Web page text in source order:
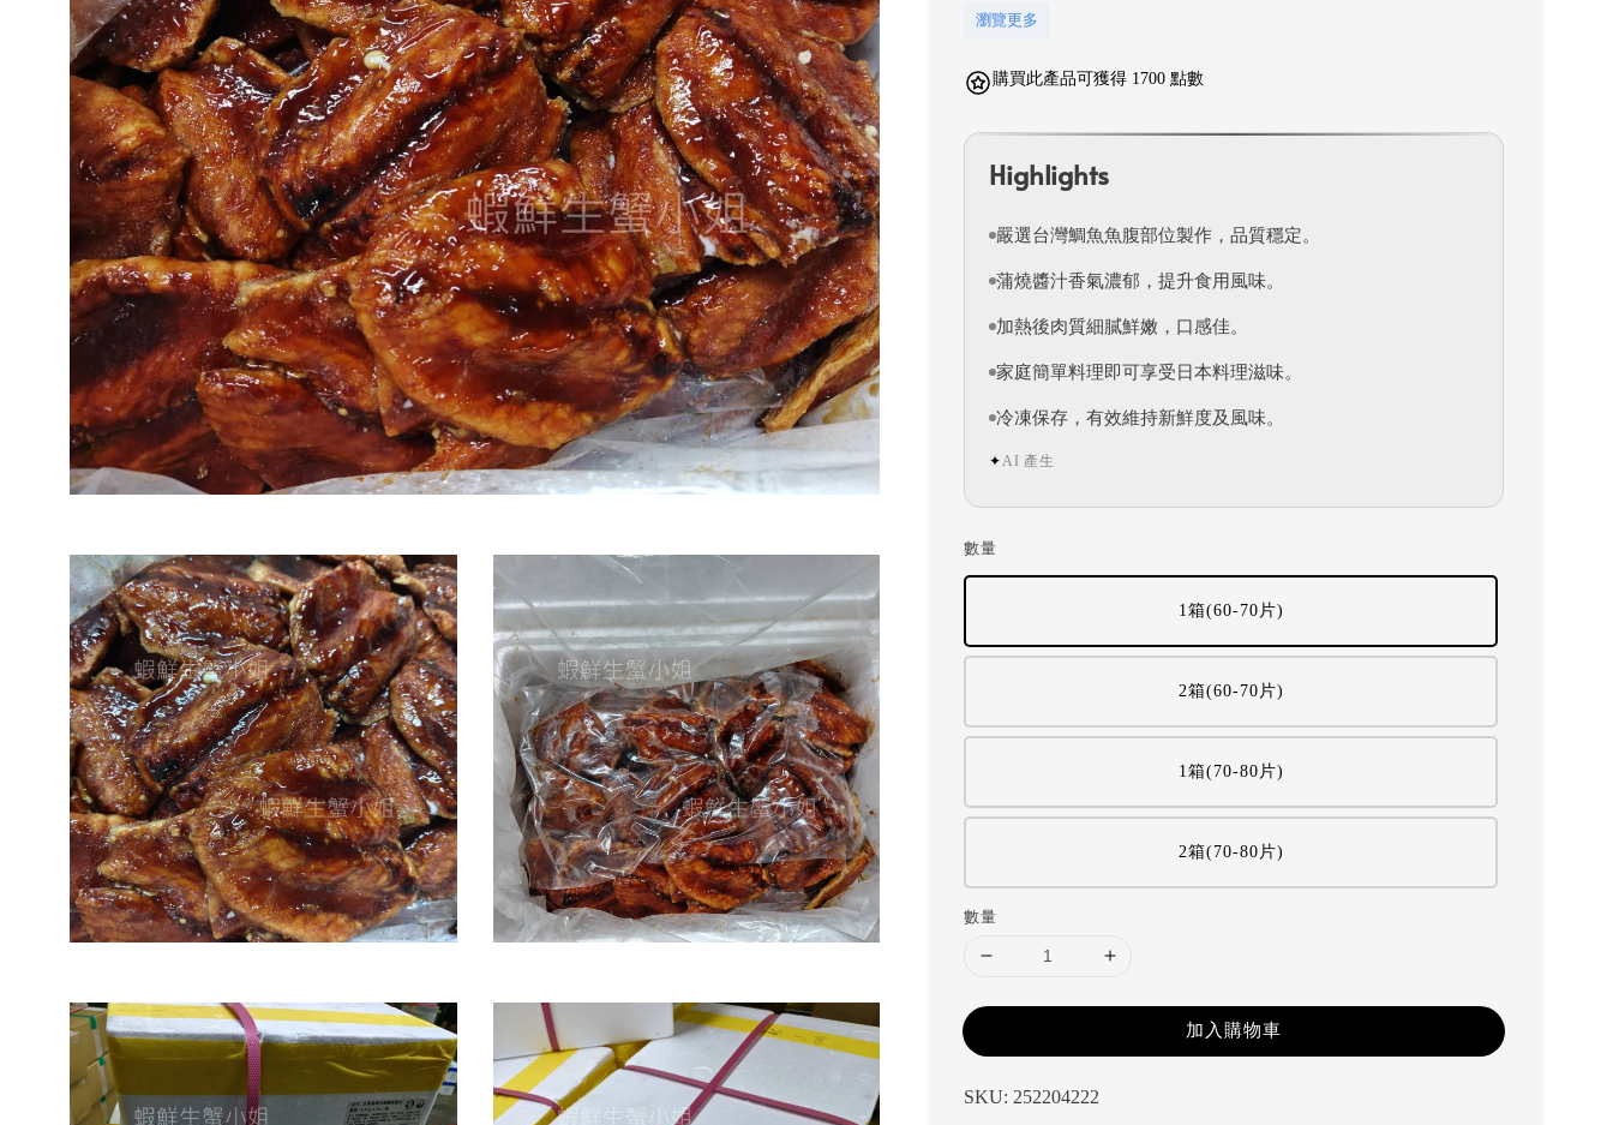
瀏覽更多
購買此產品可獲得 1700 點數
Highlights
嚴選台灣鯛魚魚腹部位製作，品質穩定。
蒲燒醬汁香氣濃郁，提升食用風味。
加熱後肉質細膩鮮嫩，口感佳。
家庭簡單料理即可享受日本料理滋味。
冷凍保存，有效維持新鮮度及風味。
✦ AI 產生
數量
1箱(60-70片)
2箱(60-70片)
1箱(70-80片)
2箱(70-80片)
數量
加入購物車
SKU: 252204222